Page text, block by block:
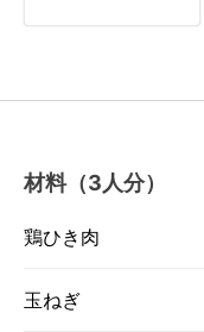
材料（3人分）
鶏ひき肉
玉ねぎ